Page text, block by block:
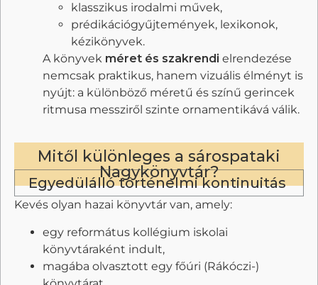
klasszikus irodalmi művek,
prédikációgyűjtemények, lexikonok,
kézikönyvek.
A könyvek méret és szakrendi elrendezése
nemcsak praktikus, hanem vizuális élményt is
nyújt: a különböző méretű és színű gerincek
ritmusa messziről szinte ornamentikává válik.
Mitől különleges a sárospataki
Nagykönyvtár?
Egyedülálló történelmi kontinuitás
Kevés olyan hazai könyvtár van, amely:
egy református kollégium iskolai
könyvtáraként indult,
magába olvasztott egy főúri (Rákóczi-)